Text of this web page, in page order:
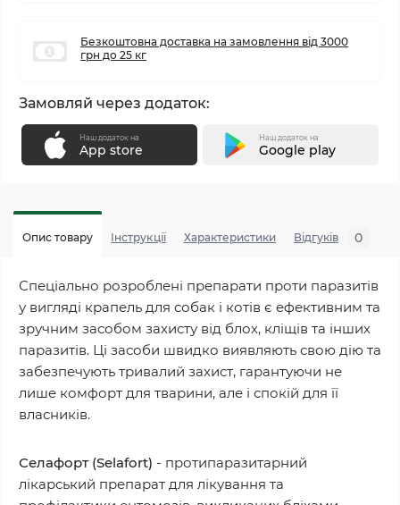
Безкоштовна доставка на замовлення від 3000
грн до 25 кг
Замовляй через додаток:
Наш додаток на
App store
Наш додаток на
Google play
Опис товару Інструкції Характеристики Відгуків 0
Спеціально розроблені препарати проти паразитів
у вигляді крапель для собак і котів є ефективним та
зручним засобом захисту від блох, кліщів та інших
паразитів. Ці засоби швидко виявляють свою дію та
забезпечують тривалий захист, гарантуючи не
лише комфорт для тварини, але і спокій для її
власників.
Селафорт (Selafort) - протипаразитарний
лікарський препарат для лікування та